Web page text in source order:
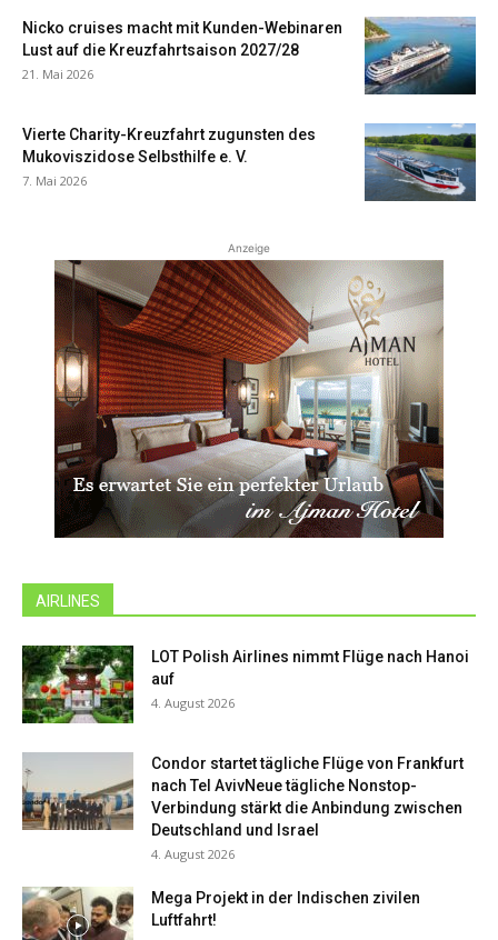
Nicko cruises macht mit Kunden-Webinaren
Lust auf die Kreuzfahrtsaison 2027/28
21. Mai 2026
Vierte Charity-Kreuzfahrt zugunsten des
Mukoviszidose Selbsthilfe e. V.
7. Mai 2026
Anzeige
AIRLINES
LOT Polish Airlines nimmt Flüge nach Hanoi
auf
4. August 2026
Condor startet tägliche Flüge von Frankfurt
nach Tel AvivNeue tägliche Nonstop-
Verbindung stärkt die Anbindung zwischen
Deutschland und Israel
4. August 2026
Mega Projekt in der Indischen zivilen
Luftfahrt!